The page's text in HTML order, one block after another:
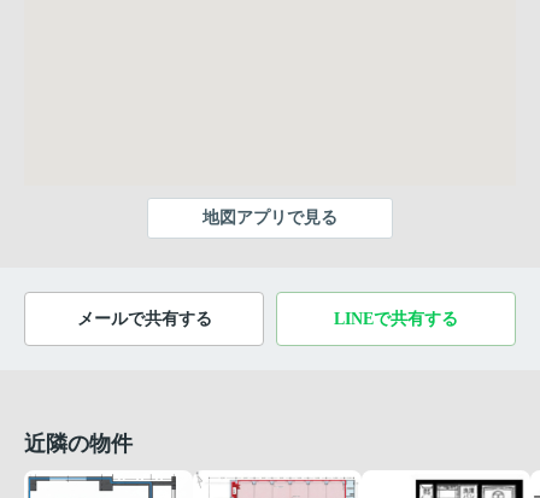
地図アプリで見る
メールで共有する LINEで共有する
近隣の物件